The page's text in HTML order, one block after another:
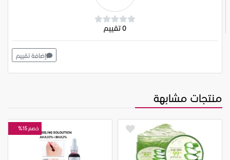
0 تقييم
إضافة تقييم
منتجات مشابهة
خصم 15%